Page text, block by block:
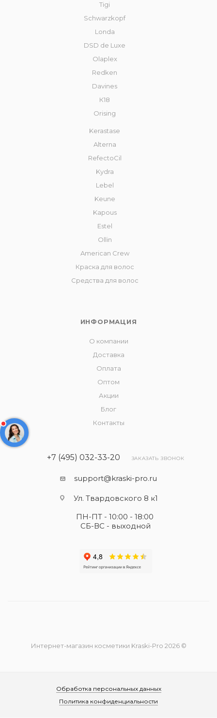
Tigi
Schwarzkopf
Londa
DSD de Luxe
Olaplex
Redken
Davines
К18
Orising
Kerastase
Alterna
RefectoCil
Kydra
Lebel
Keune
Kapous
Estel
Ollin
American Crew
Краска для волос
Средства для волос
ИНФОРМАЦИЯ
О компании
Доставка
Оплата
Оптом
Акции
Блог
Контакты
+7 (495) 032-33-20 ЗАКАЗАТЬ ЗВОНОК
support@kraski-pro.ru
Ул. Твардовского 8 к1
ПН-ПТ - 10:00 - 18:00
СБ-ВС - выходной
Интернет-магазин косметики Kraski-Pro 2026 ©
Обработка персональных данных
Политика конфиденциальности